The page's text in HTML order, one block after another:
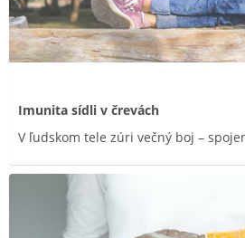
Imunita sídli v črevách
V ľudskom tele zúri večný boj –